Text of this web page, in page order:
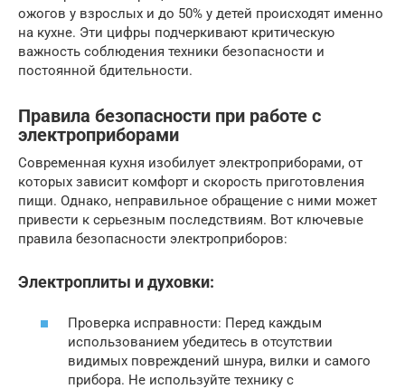
ожогов у взрослых и до 50% у детей происходят именно
на кухне. Эти цифры подчеркивают критическую
важность соблюдения техники безопасности и
постоянной бдительности.
Правила безопасности при работе с
электроприборами
Современная кухня изобилует электроприборами, от
которых зависит комфорт и скорость приготовления
пищи. Однако, неправильное обращение с ними может
привести к серьезным последствиям. Вот ключевые
правила безопасности электроприборов:
Электроплиты и духовки:
Проверка исправности: Перед каждым
использованием убедитесь в отсутствии
видимых повреждений шнура, вилки и самого
прибора. Не используйте технику с